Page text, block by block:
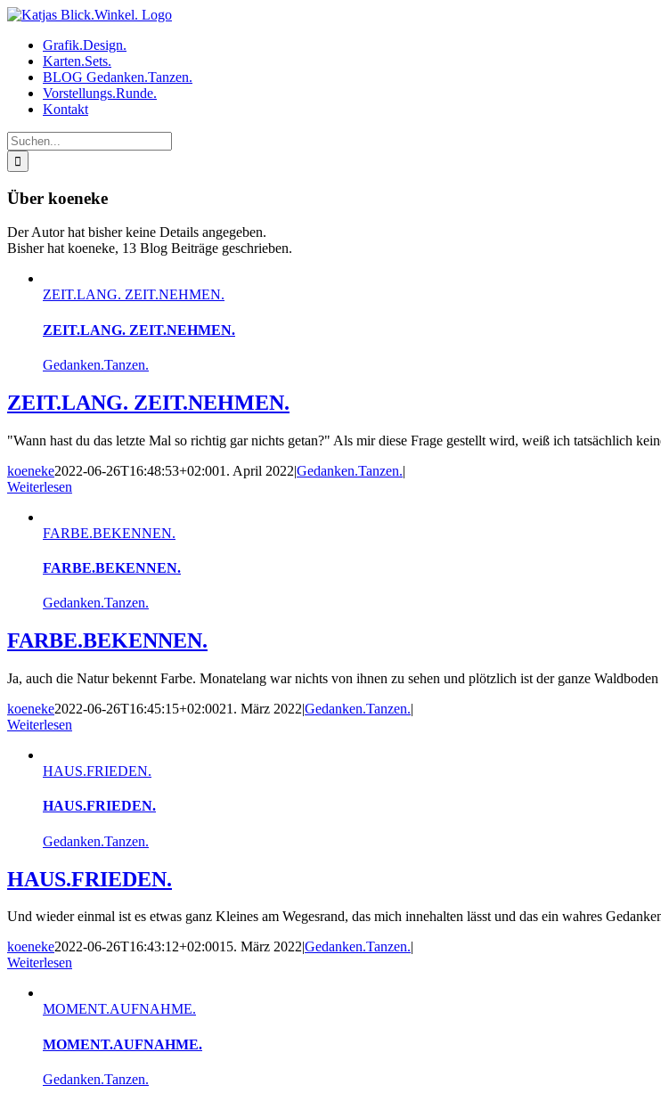
Zum
springenGrafik.Design.
Karten.Sets.
BLOG Gedanken.Tanzen.
Vorstellungs.Runde.
Kontakt
Suche
nach:
Über koeneke
Der Autor hat bisher keine Details angegeben.
Bisher hat koeneke, 13 Blog Beiträge geschrieben.
ZEIT.LANG. ZEIT.NEHMEN.
ZEIT.LANG. ZEIT.NEHMEN.
Gedanken.Tanzen.
ZEIT.LANG. ZEIT.NEHMEN.
"Wann hast du das letzte Mal so richtig gar nichts getan?" Als mir diese Frage gestellt wird, weiß ich tatsächlich
koeneke2022-06-26T16:48:53+02:001. April 2022|Gedanken.Tanzen.|
Weiterlesen
FARBE.BEKENNEN.
FARBE.BEKENNEN.
Gedanken.Tanzen.
FARBE.BEKENNEN.
Ja, auch die Natur bekennt Farbe. Monatelang war nichts von ihnen zu sehen und plötzlich ist der ganze
koeneke2022-06-26T16:45:15+02:0021. März 2022|Gedanken.Tanzen.|
Weiterlesen
HAUS.FRIEDEN.
HAUS.FRIEDEN.
Gedanken.Tanzen.
HAUS.FRIEDEN.
Und wieder einmal ist es etwas ganz Kleines am Wegesrand, das mich innehalten lässt und das ein wahres
koeneke2022-06-26T16:43:12+02:0015. März 2022Gedanken.Tanzen.
Weiterlesen
MOMENT.AUFNAHME.
MOMENT.AUFNAHME.
Gedanken.Tanzen.